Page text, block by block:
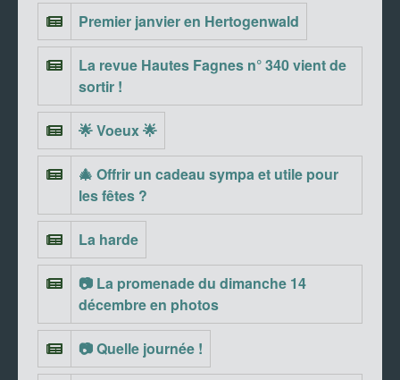
Premier janvier en Hertogenwald
La revue Hautes Fagnes n° 340 vient de
sortir !
🌟 Voeux 🌟
🎄 Offrir un cadeau sympa et utile pour
les fêtes ?
La harde
📷 La promenade du dimanche 14
décembre en photos
📷 Quelle journée !